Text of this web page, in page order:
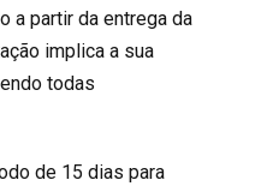
a partir da entrega da
implica a sua
todas
de 15 dias para